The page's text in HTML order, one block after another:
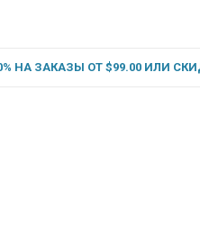
НА ЗАКАЗЫ ОТ $99.00 ИЛИ